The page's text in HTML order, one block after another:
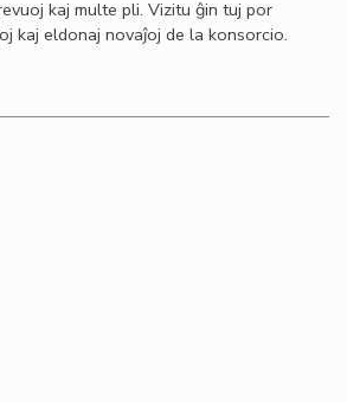
kaj multe pli. Vizitu ĝin tuj por
kaj eldonaj novaĵoj de la konsorcio.